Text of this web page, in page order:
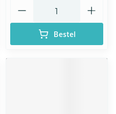
Bestel